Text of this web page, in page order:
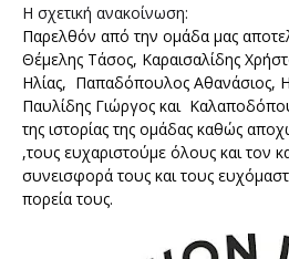
Η σχετική ανακοίνωση:
Παρελθόν από την ομάδα μας
Θέμελης Τάσος, Καραισαλίδης
Ηλίας,  Παπαδόπουλος Αθανάσιος,
Παυλίδης Γιώργος και
της ιστορίας της ομάδας καθώς
,τους ευχαριστούμε όλους και τον
συνεισφορά τους και τους
πορεία τους.